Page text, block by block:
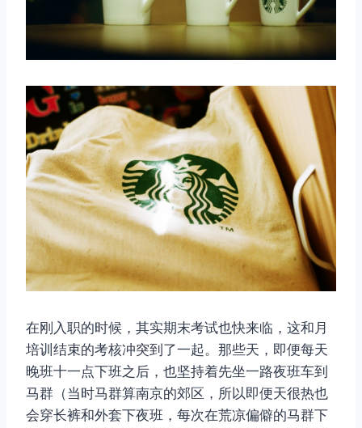
在刚入职的时候，其实期末考试也快来临，这和月
培训结束的考核冲突到了一起。那些天，即便每天
晚班十一点下班之后，也坚持着先坐一路夜班车到
马群（当时马群算南京的郊区，所以即便天很热也
会穿长裤和外套下夜班，每次在荒凉偏僻的马群下